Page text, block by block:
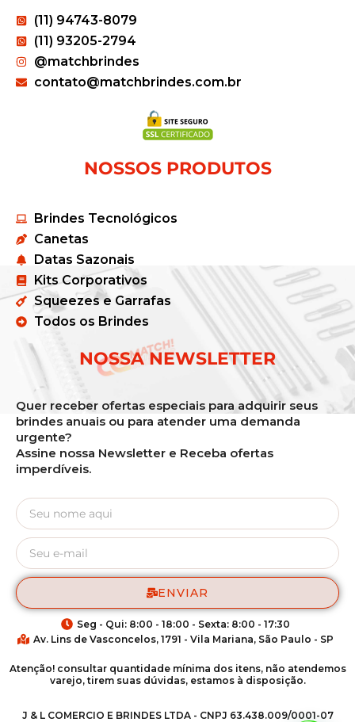
(11) 94743-8079
(11) 93205-2794
@matchbrindes
contato@matchbrindes.com.br
NOSSOS PRODUTOS
Brindes Tecnológicos
Canetas
Datas Sazonais
Kits Corporativos
Squeezes e Garrafas
Todos os Brindes
NOSSA NEWSLETTER
Quer receber ofertas especiais para adquirir seus
brindes anuais ou para atender uma demanda
urgente?
Assine nossa Newsletter e Receba ofertas
imperdíveis.
ENVIAR
Seg - Qui: 8:00 - 18:00 - Sexta: 8:00 - 17:30
Av. Lins de Vasconcelos, 1791 - Vila Mariana, São Paulo - SP
Atenção! consultar quantidade mínima dos itens, não atendemos
varejo, tirem suas dúvidas, estamos à disposição.
J & L COMERCIO E BRINDES LTDA - CNPJ 63.438.009/0001-07